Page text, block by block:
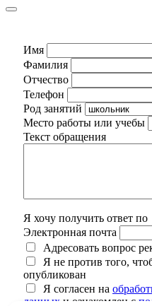
Имя
Фамилия
Отчество
Телефон
Род занятий
Место работы или учебы
Текст обращения
Я хочу получить ответ по
Электронная почта
Адресовать вопрос
Я не против того,
опубликован
Я согласен на
данных и ознакомлен с